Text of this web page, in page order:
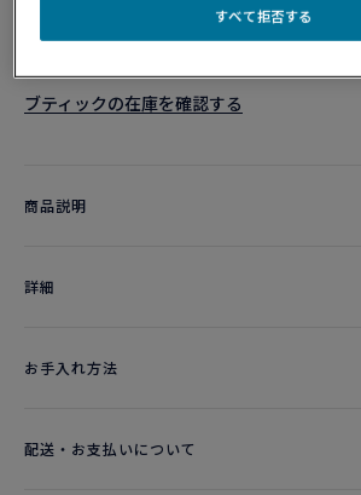
ショッピングバッグに追加
ブティックの在庫を確認する​
商品説明
詳細​
お手入れ方法
配送・お支払いについて
すべて拒否する